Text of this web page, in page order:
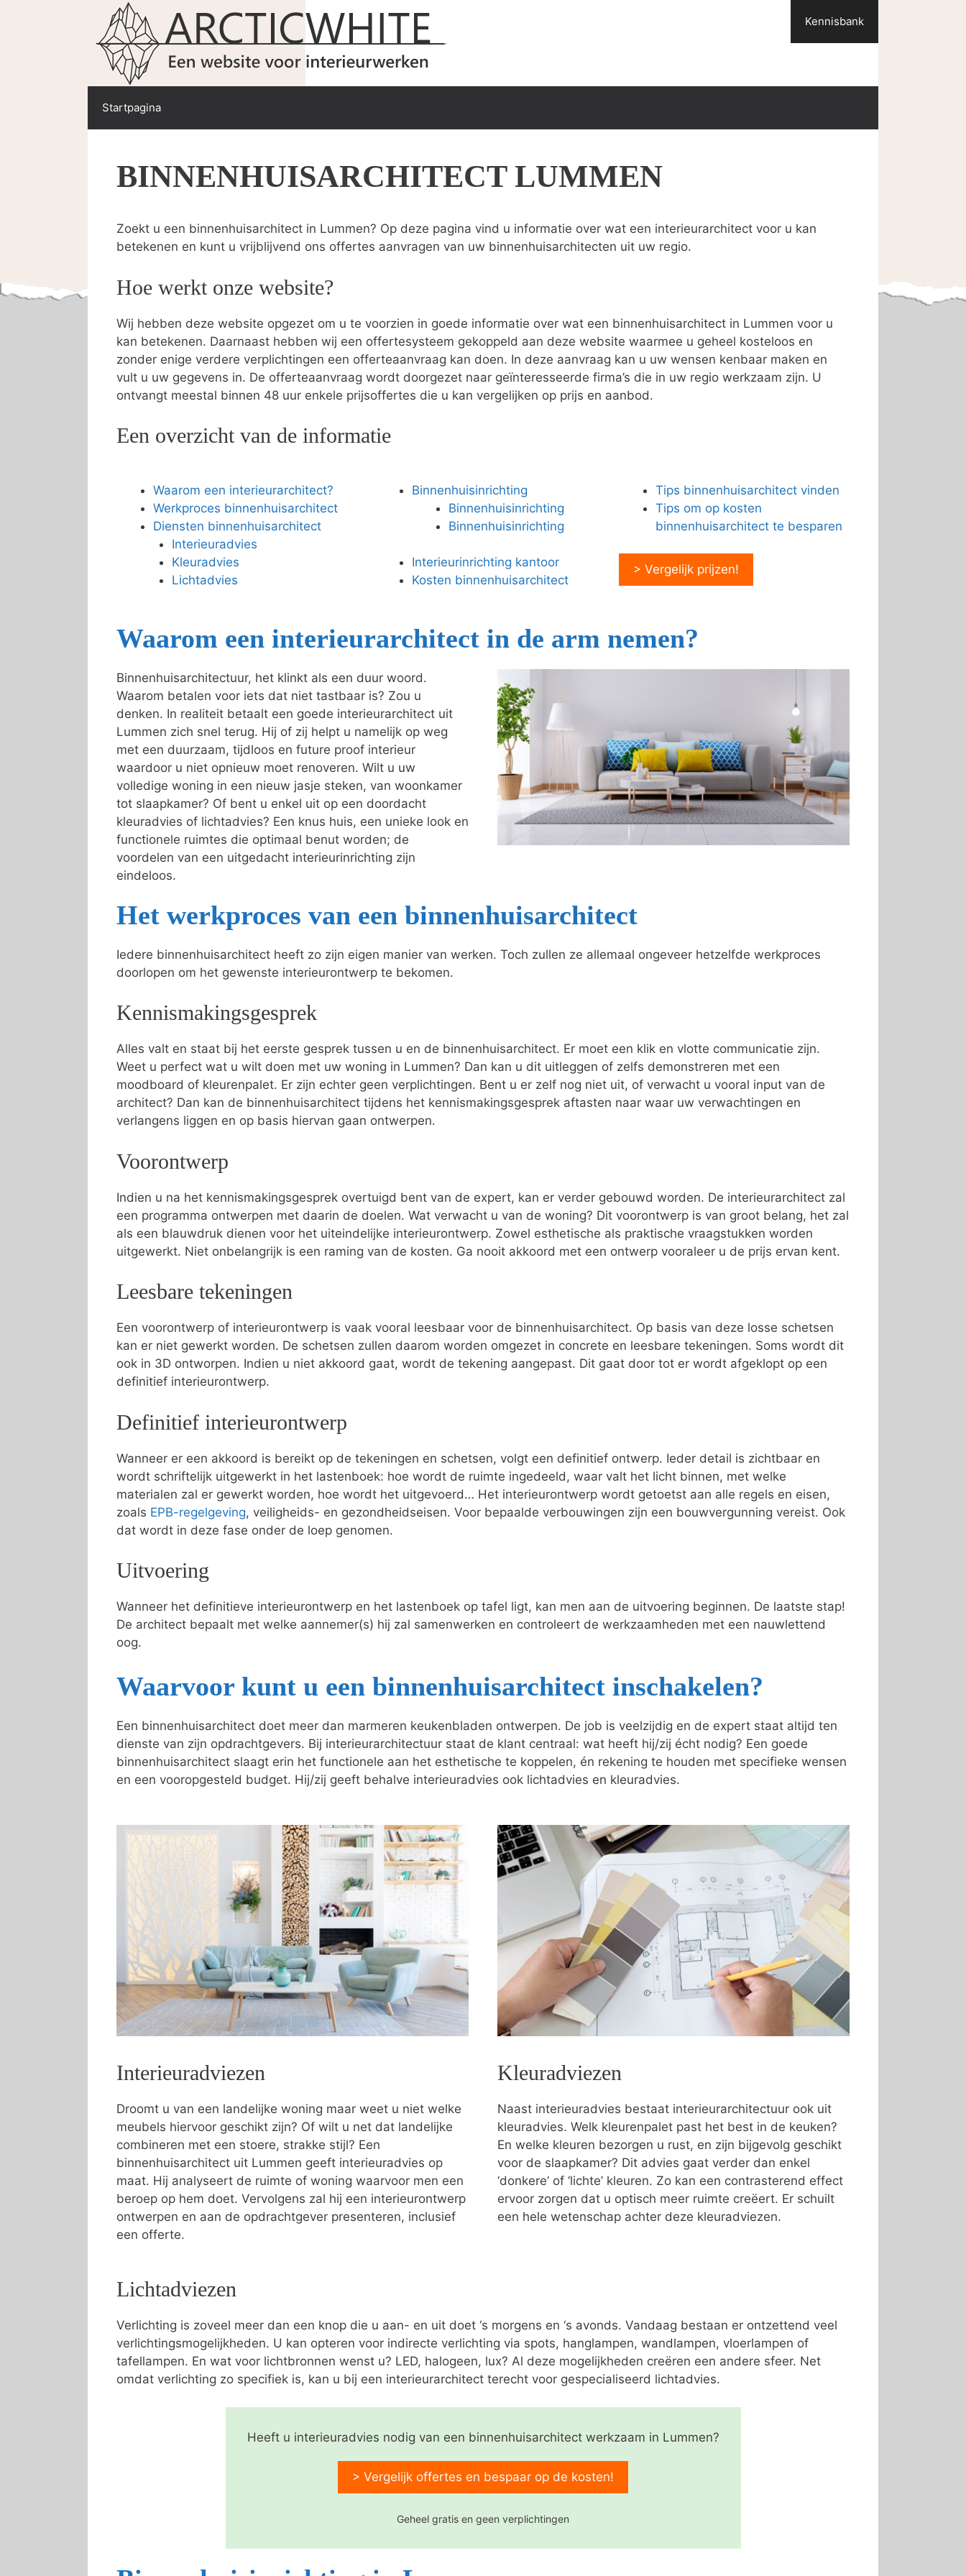
Kennisbank
Startpagina
BINNENHUISARCHITECT LUMMEN
Zoekt u een binnenhuisarchitect in Lummen? Op deze pagina vind u informatie over wat een interieurarchitect voor u kan
betekenen en kunt u vrijblijvend ons offertes aanvragen van uw binnenhuisarchitecten uit uw regio.
Hoe werkt onze website?
Wij hebben deze website opgezet om u te voorzien in goede informatie over wat een binnenhuisarchitect in Lummen voor u
kan betekenen. Daarnaast hebben wij een offertesysteem gekoppeld aan deze website waarmee u geheel kosteloos en
zonder enige verdere verplichtingen een offerteaanvraag kan doen. In deze aanvraag kan u uw wensen kenbaar maken en
vult u uw gegevens in. De offerteaanvraag wordt doorgezet naar geïnteresseerde firma’s die in uw regio werkzaam zijn. U
ontvangt meestal binnen 48 uur enkele prijsoffertes die u kan vergelijken op prijs en aanbod.
Een overzicht van de informatie
Waarom een interieurarchitect?
Werkproces binnenhuisarchitect
Diensten binnenhuisarchitect
Interieuradvies
Kleuradvies
Lichtadvies
Binnenhuisinrichting
Binnenhuisinrichting
Binnenhuisinrichting
Interieurinrichting kantoor
Kosten binnenhuisarchitect
Tips binnenhuisarchitect vinden
Tips om op kosten
binnenhuisarchitect te besparen
> Vergelijk prijzen!
Waarom een interieurarchitect in de arm nemen?
Binnenhuisarchitectuur, het klinkt als een duur woord.
Waarom betalen voor iets dat niet tastbaar is? Zou u
denken. In realiteit betaalt een goede interieurarchitect uit
Lummen zich snel terug. Hij of zij helpt u namelijk op weg
met een duurzaam, tijdloos en future proof interieur
waardoor u niet opnieuw moet renoveren. Wilt u uw
volledige woning in een nieuw jasje steken, van woonkamer
tot slaapkamer? Of bent u enkel uit op een doordacht
kleuradvies of lichtadvies? Een knus huis, een unieke look en
functionele ruimtes die optimaal benut worden; de
voordelen van een uitgedacht interieurinrichting zijn
eindeloos.
Het werkproces van een binnenhuisarchitect
Iedere binnenhuisarchitect heeft zo zijn eigen manier van werken. Toch zullen ze allemaal ongeveer hetzelfde werkproces
doorlopen om het gewenste interieurontwerp te bekomen.
Kennismakingsgesprek
Alles valt en staat bij het eerste gesprek tussen u en de binnenhuisarchitect. Er moet een klik en vlotte communicatie zijn.
Weet u perfect wat u wilt doen met uw woning in Lummen? Dan kan u dit uitleggen of zelfs demonstreren met een
moodboard of kleurenpalet. Er zijn echter geen verplichtingen. Bent u er zelf nog niet uit, of verwacht u vooral input van de
architect? Dan kan de binnenhuisarchitect tijdens het kennismakingsgesprek aftasten naar waar uw verwachtingen en
verlangens liggen en op basis hiervan gaan ontwerpen.
Voorontwerp
Indien u na het kennismakingsgesprek overtuigd bent van de expert, kan er verder gebouwd worden. De interieurarchitect zal
een programma ontwerpen met daarin de doelen. Wat verwacht u van de woning? Dit voorontwerp is van groot belang, het zal
als een blauwdruk dienen voor het uiteindelijke interieurontwerp. Zowel esthetische als praktische vraagstukken worden
uitgewerkt. Niet onbelangrijk is een raming van de kosten. Ga nooit akkoord met een ontwerp vooraleer u de prijs ervan kent.
Leesbare tekeningen
Een voorontwerp of interieurontwerp is vaak vooral leesbaar voor de binnenhuisarchitect. Op basis van deze losse schetsen
kan er niet gewerkt worden. De schetsen zullen daarom worden omgezet in concrete en leesbare tekeningen. Soms wordt dit
ook in 3D ontworpen. Indien u niet akkoord gaat, wordt de tekening aangepast. Dit gaat door tot er wordt afgeklopt op een
definitief interieurontwerp.
Definitief interieurontwerp
Wanneer er een akkoord is bereikt op de tekeningen en schetsen, volgt een definitief ontwerp. Ieder detail is zichtbaar en
wordt schriftelijk uitgewerkt in het lastenboek: hoe wordt de ruimte ingedeeld, waar valt het licht binnen, met welke
materialen zal er gewerkt worden, hoe wordt het uitgevoerd… Het interieurontwerp wordt getoetst aan alle regels en eisen,
zoals EPB-regelgeving, veiligheids- en gezondheidseisen. Voor bepaalde verbouwingen zijn een bouwvergunning vereist. Ook
dat wordt in deze fase onder de loep genomen.
Uitvoering
Wanneer het definitieve interieurontwerp en het lastenboek op tafel ligt, kan men aan de uitvoering beginnen. De laatste stap!
De architect bepaalt met welke aannemer(s) hij zal samenwerken en controleert de werkzaamheden met een nauwlettend
oog.
Waarvoor kunt u een binnenhuisarchitect inschakelen?
Een binnenhuisarchitect doet meer dan marmeren keukenbladen ontwerpen. De job is veelzijdig en de expert staat altijd ten
dienste van zijn opdrachtgevers. Bij interieurarchitectuur staat de klant centraal: wat heeft hij/zij écht nodig? Een goede
binnenhuisarchitect slaagt erin het functionele aan het esthetische te koppelen, én rekening te houden met specifieke wensen
en een vooropgesteld budget. Hij/zij geeft behalve interieuradvies ook lichtadvies en kleuradvies.
Interieuradviezen
Droomt u van een landelijke woning maar weet u niet welke
meubels hiervoor geschikt zijn? Of wilt u net dat landelijke
combineren met een stoere, strakke stijl? Een
binnenhuisarchitect uit Lummen geeft interieuradvies op
maat. Hij analyseert de ruimte of woning waarvoor men een
beroep op hem doet. Vervolgens zal hij een interieurontwerp
ontwerpen en aan de opdrachtgever presenteren, inclusief
een offerte.
Kleuradviezen
Naast interieuradvies bestaat interieurarchitectuur ook uit
kleuradvies. Welk kleurenpalet past het best in de keuken?
En welke kleuren bezorgen u rust, en zijn bijgevolg geschikt
voor de slaapkamer? Dit advies gaat verder dan enkel
‘donkere’ of ‘lichte’ kleuren. Zo kan een contrasterend effect
ervoor zorgen dat u optisch meer ruimte creëert. Er schuilt
een hele wetenschap achter deze kleuradviezen.
Lichtadviezen
Verlichting is zoveel meer dan een knop die u aan- en uit doet ‘s morgens en ‘s avonds. Vandaag bestaan er ontzettend veel
verlichtingsmogelijkheden. U kan opteren voor indirecte verlichting via spots, hanglampen, wandlampen, vloerlampen of
tafellampen. En wat voor lichtbronnen wenst u? LED, halogeen, lux? Al deze mogelijkheden creëren een andere sfeer. Net
omdat verlichting zo specifiek is, kan u bij een interieurarchitect terecht voor gespecialiseerd lichtadvies.
Heeft u interieuradvies nodig van een binnenhuisarchitect werkzaam in Lummen?
> Vergelijk offertes en bespaar op de kosten!
Geheel gratis en geen verplichtingen